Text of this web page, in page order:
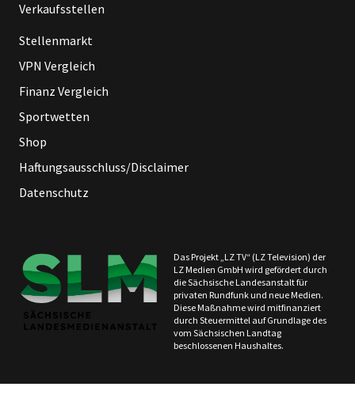
Verkaufsstellen
Stellenmarkt
VPN Vergleich
Finanz Vergleich
Sportwetten
Shop
Haftungsausschluss/Disclaimer
Datenschutz
Das Projekt „LZ TV“ (LZ Television) der
LZ Medien GmbH wird gefördert durch
die Sächsische Landesanstalt für
privaten Rundfunk und neue Medien.
Diese Maßnahme wird mitfinanziert
durch Steuermittel auf Grundlage des
vom Sächsischen Landtag
beschlossenen Haushaltes.